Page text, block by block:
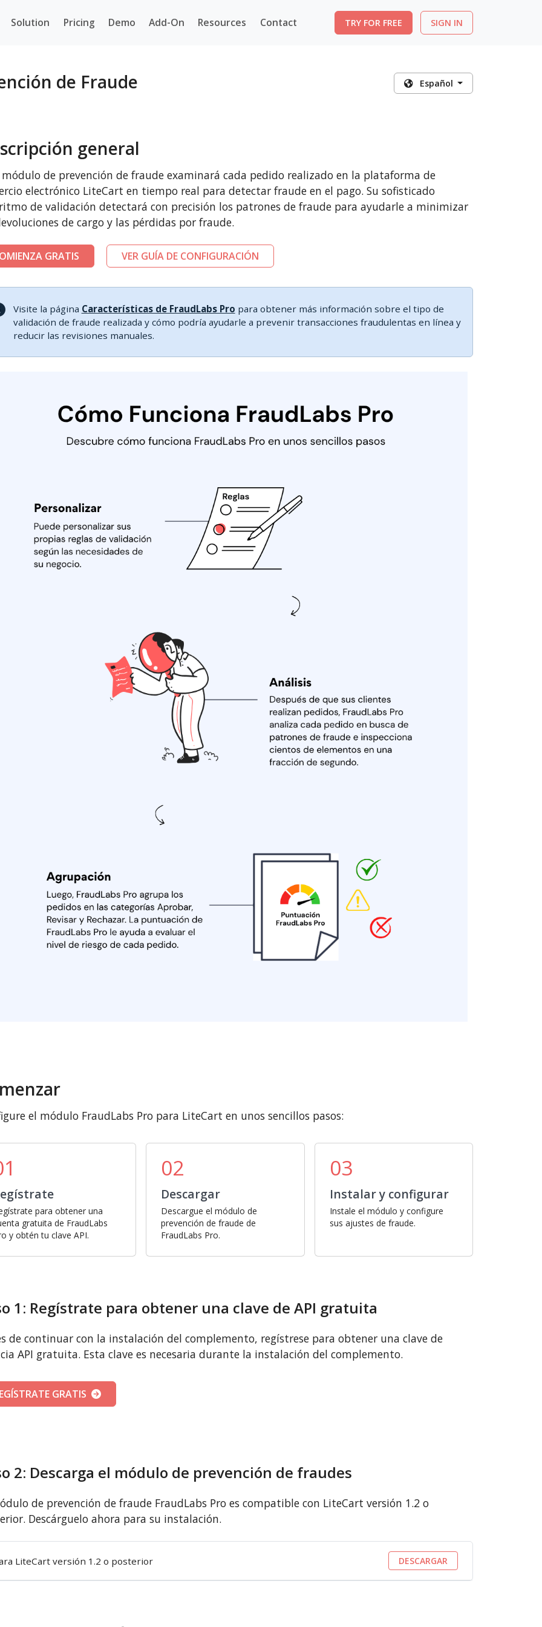
Solution Pricing Demo Add-On Resources Contact TRY FOR FREE SIGN IN
de Fraude Español
general
módulo de prevención de fraude examinará cada pedido realizado en la plataforma de
electrónico LiteCart en tiempo real para detectar fraude en el pago. Su sofisticado
de validación detectará con precisión los patrones de fraude para ayudarle a minimizar
de cargo y las pérdidas por fraude.
GRATIS VER GUÍA DE CONFIGURACIÓN
Visite la página Características de FraudLabs Pro para obtener más información sobre el tipo de
validación de fraude realizada y cómo podría ayudarle a prevenir transacciones fraudulentas en línea y
reducir las revisiones manuales.
el módulo FraudLabs Pro para LiteCart en unos sencillos pasos:
para obtener una
gratuita de FraudLabs
y obtén tu clave API.
02
Descargar
Descargue el módulo de
prevención de fraude de
FraudLabs Pro.
03
Instalar y configurar
Instale el módulo y configure
sus ajustes de fraude.
1: Regístrate para obtener una clave de API gratuita
de continuar con la instalación del complemento, regístrese para obtener una clave de
API gratuita. Esta clave es necesaria durante la instalación del complemento.
GRATIS
2: Descarga el módulo de prevención de fraudes
de prevención de fraude FraudLabs Pro es compatible con LiteCart versión 1.2 o
Descárguelo ahora para su instalación.
LiteCart versión 1.2 o posterior DESCARGAR